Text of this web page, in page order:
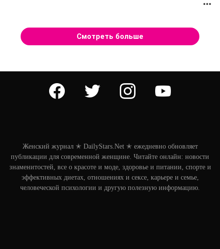
Смотреть больше
facebook twitter instagram youtube
Женский журнал ✭ DailyStars.Net ✭ ежедневно обновляет
публикации для современной женщине. Читайте онлайн: новости
знаменитостей, все о красоте и моде, здоровье и питании, спорте и
эффективных диетах, отношениях и сексе, карьере и семье,
человеческой психологии и другую полезную информацию.